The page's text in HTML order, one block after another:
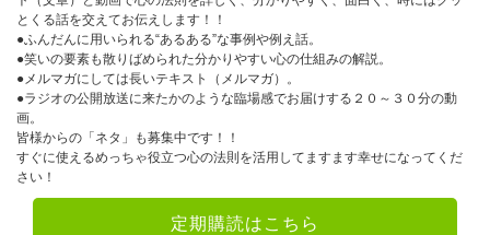
とくる話を交えてお伝えします！！
●ふんだんに用いられる“あるある”な事例や例え話。
●笑いの要素も散りばめられた分かりやすい心の仕組みの解説。
●メルマガにしては長いテキスト（メルマガ）。
●ラジオの公開放送に来たかのような臨場感でお届けする２０～３０分の動
画。
皆様からの「ネタ」も募集中です！！
すぐに使えるめっちゃ役立つ心の法則を活用してますます幸せになってくだ
さい！
定期購読はこちら